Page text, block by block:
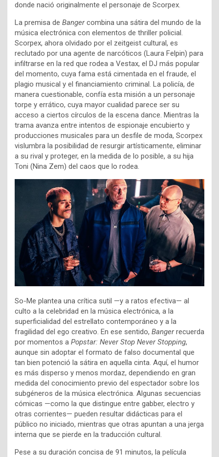
donde nació originalmente el personaje de Scorpex.
La premisa de Bangercombina una sátira del mundo de la
música electrónica con elementos de thriller policial.
Scorpex, ahora olvidado por el zeitgeist cultural, es
reclutado por una agente de narcóticos (Laura Felpin) para
infiltrarse en la red que rodea a Vestax, el DJ más popular
del momento, cuya fama está cimentada en el fraude, el
plagio musical y el financiamiento criminal. La policía, de
manera cuestionable, confía esta misión a un personaje
torpe y errático, cuya mayor cualidad parece ser su
acceso a ciertos círculos de la escena dance. Mientras la
trama avanza entre intentos de espionaje encubierto y
producciones musicales para un desfile de moda, Scorpex
vislumbra la posibilidad de resurgir artísticamente, eliminar
a su rival y proteger, en la medida de lo posible, a su hija
Toni (Nina Zem) del caos que lo rodea.
So-Me plantea una crítica sutil —y a ratos efectiva— al
culto a la celebridad en la música electrónica, a la
superficialidad del estrellato contemporáneo y a la
fragilidad del ego creativo. En ese sentido, Bangerrecuerda
por momentos a Popstar: Never Stop Never Stopping,
aunque sin adoptar el formato de falso documental que
tan bien potenció la sátira en aquella cinta. Aquí, el humor
es más disperso y menos mordaz, dependiendo en gran
medida del conocimiento previo del espectador sobre los
subgéneros de la música electrónica. Algunas secuencias
cómicas —como la que distingue entre gabber, electro y
otras corrientes— pueden resultar didácticas para el
público no iniciado, mientras que otras apuntan a una jerga
interna que se pierde en la traducción cultural.
Pese a su duración concisa de 91 minutos, la película